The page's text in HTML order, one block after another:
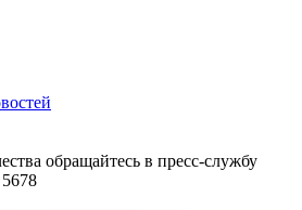
обращайтесь в пресс-службу